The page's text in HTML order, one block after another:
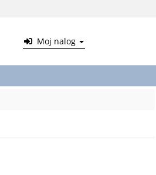
Moj nalog